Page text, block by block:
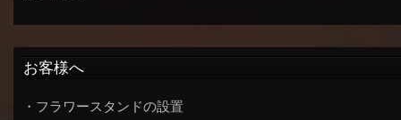
お客様へ
・フラワースタンドの設置